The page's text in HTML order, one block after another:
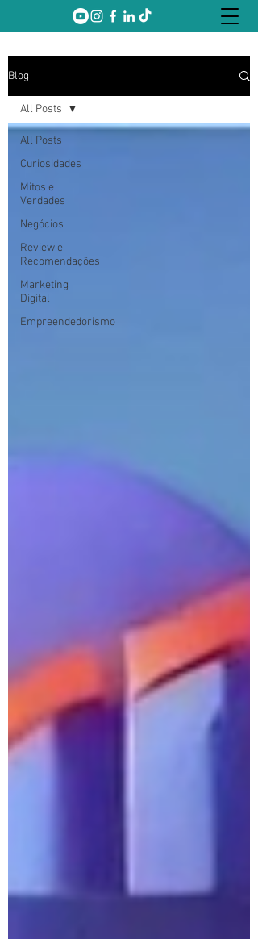
Blog
All Posts
Curiosidades
Mitos e
Verdades
Negócios
Review e
Recomendações
Marketing
Digital
Empreendedorismo
All Posts